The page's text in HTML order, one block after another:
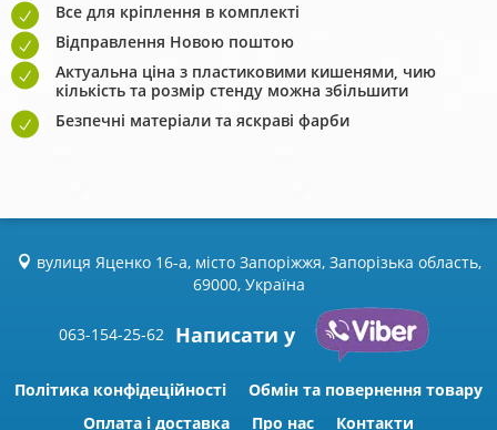
Все для кріплення в комплекті
Відправлення Новою поштою
Актуальна ціна з пластиковими кишенями, чию
кількість та розмір стенду можна збільшити
Безпечні матеріали та яскраві фарби
вулиця Яценко 16-а, місто Запоріжжя, Запорізька область,
69000, Україна
063-154-25-62 Написати у
Політика конфідеційності
Обмін та повернення товару
Оплата і доставка
Про нас Контакти